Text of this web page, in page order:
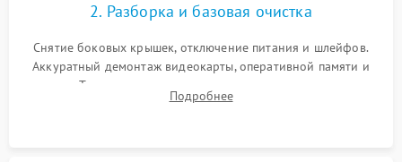
2. Разборка и базовая очистка
Снятие боковых крышек, отключение питания и шлейфов.
Аккуратный демонтаж видеокарты, оперативной памяти и
кулеров. Тщательная очистка корпуса и радиаторов от пыли
с помощью сжатого воздуха для предотвращения
Подробнее